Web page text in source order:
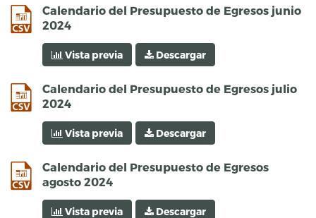
Calendario del Presupuesto de Egresos junio
2024
csv
Vista previa Descargar
Calendario del Presupuesto de Egresos julio
2024
csv
Vista previa Descargar
Calendario del Presupuesto de Egresos
agosto 2024
csv
Vista previa Descargar